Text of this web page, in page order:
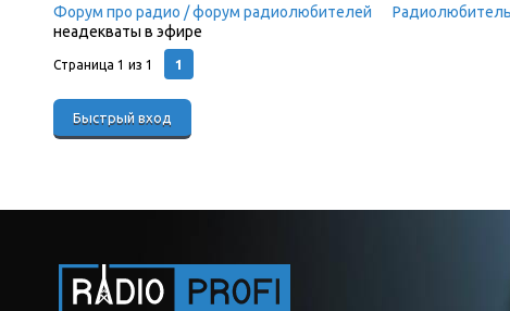
Форум про радио / форум радиолюбителей
неадекваты в эфире
Страница 1 из 1 1